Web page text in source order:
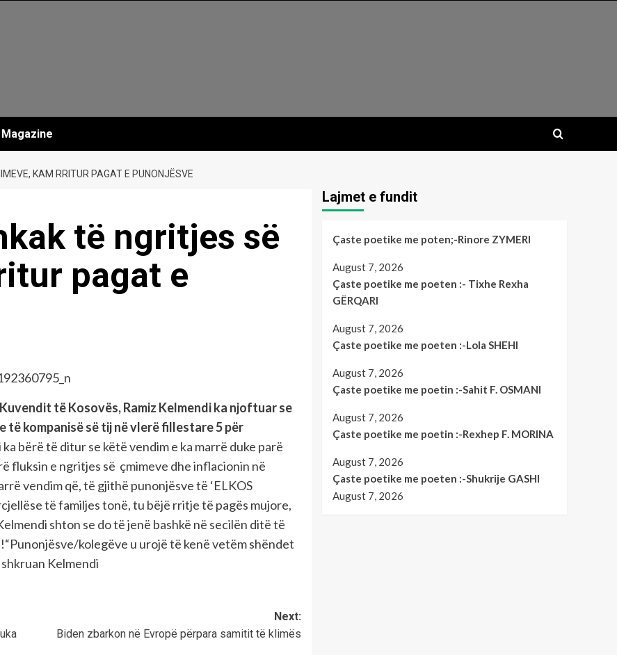
Magazine
KAM RRITUR PAGAT E PUNONJËSVE
të ngritjes së
pagat e
të Kosovës, Ramiz Kelmendi ka njoftuar se
të kompanisë së tij në vlerë fillestare 5 për
bërë të ditur se këtë vendim e ka marrë duke parë
fluksin e ngritjes së çmimeve dhe inflacionin në
vendim që, të gjithë punonjësve të ‘ELKOS
të familjes tonë, tu bëjë rritje të pagës mujore,
shton se do të jenë bashkë në secilën ditë të
kolegëve u urojë të kenë vetëm shëndet
Kelmendi
Next:
Biden zbarkon në Evropë përpara samitit të klimës
Lajmet e fundit
Çaste poetike me poten;-Rinore ZYMERI
August 7, 2026
Çaste poetike me poeten :- Tixhe Rexha
GËRQARI
August 7, 2026
Çaste poetike me poeten :-Lola SHEHI
August 7, 2026
Çaste poetike me poetin :-Sahit F. OSMANI
August 7, 2026
Çaste poetike me poetin :-Rexhep F. MORINA
August 7, 2026
Çaste poetike me poeten :-Shukrije GASHI
August 7, 2026